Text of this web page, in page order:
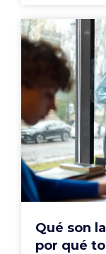
Qué son
por qué